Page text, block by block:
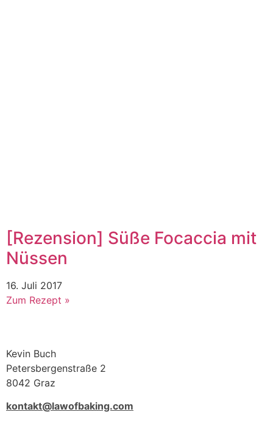
[Rezension] Süße Focaccia mit
Nüssen
16. Juli 2017
Zum Rezept »
Kevin Buch
Petersbergenstraße 2
8042 Graz
kontakt@lawofbaking.com